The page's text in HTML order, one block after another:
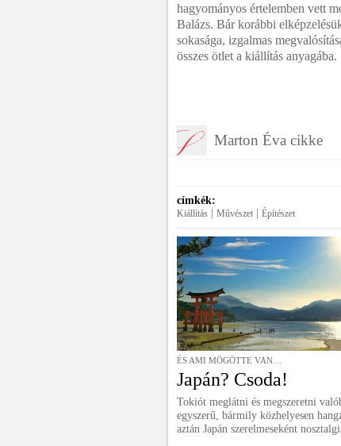
hagyományos értelemben vett
Balázs. Bár korábbi
sokasága, izgalmas
összes ötlet a kiállítás anyagába.
Marton Éva cikke
címkék:
Kiállítás Művészet Építészet
ÉS AMI MÖGÖTTE VAN…
Japán? Csoda!
Tokiót meglátni és megszeretni
egyszerű, bármily közhelyesen
aztán Japán szerelmeseként